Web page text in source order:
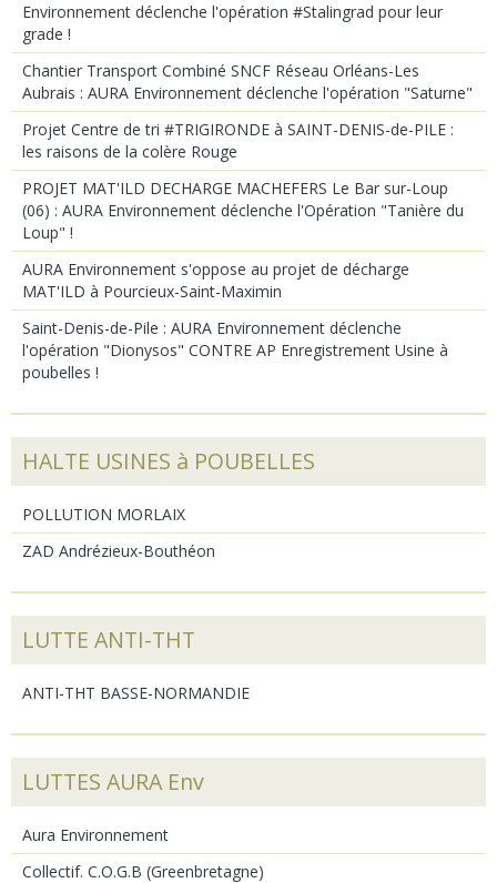
Environnement déclenche l'opération #Stalingrad pour leur
grade !
Chantier Transport Combiné SNCF Réseau Orléans-Les
Aubrais : AURA Environnement déclenche l'opération "Saturne"
Projet Centre de tri #TRIGIRONDE à SAINT-DENIS-de-PILE :
les raisons de la colère Rouge
PROJET MAT'ILD DECHARGE MACHEFERS Le Bar sur-Loup
(06) : AURA Environnement déclenche l'Opération "Tanière du
Loup" !
AURA Environnement s'oppose au projet de décharge
MAT'ILD à Pourcieux-Saint-Maximin
Saint-Denis-de-Pile : AURA Environnement déclenche
l'opération "Dionysos" CONTRE AP Enregistrement Usine à
poubelles !
HALTE USINES à POUBELLES
POLLUTION MORLAIX
ZAD Andrézieux-Bouthéon
LUTTE ANTI-THT
ANTI-THT BASSE-NORMANDIE
LUTTES AURA Env
Aura Environnement
Collectif. C.O.G.B (Greenbretagne)